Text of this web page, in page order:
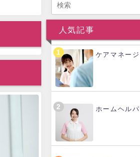
人気記事
ケアマネー
ホームヘル